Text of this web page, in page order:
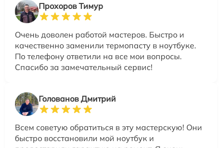
Прохоров Тимур
Очень доволен работой мастеров. Быстро и
качественно заменили термопасту в ноутбуке.
По телефону ответили на все мои вопросы.
Спасибо за замечательный сервис!
Голованов Дмитрий
Всем советую обратиться в эту мастерскую! Они
быстро восстановили мой ноутбук и